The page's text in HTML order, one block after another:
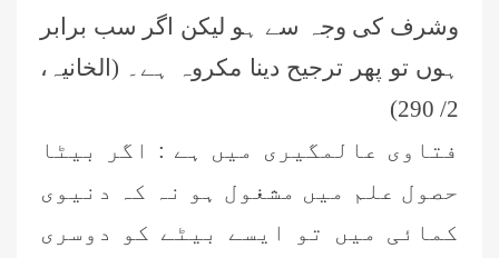
وشرف کی وجہ سے ہو لیکن اگر سب برابر
ہوں تو پھر ترجیح دینا مکروہ ہے۔ (الخانیہ،
2/ 290)
فتاوی عالمگیری میں ہے : اگر بیٹا
حصول علم میں مشغول ہو نہ کہ دنیوی
کمائی میں تو ایسے بیٹے کو دوسری